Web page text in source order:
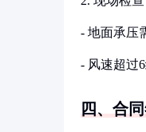
- 地面承压
- 风速超过
四、合